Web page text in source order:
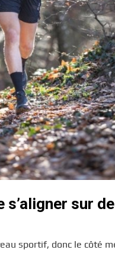
s’aligner sur
sportif, donc le côté